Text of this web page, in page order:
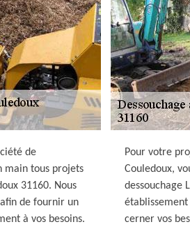
de
main tous projets
31160. Nous
de fournir un
à vos besoins.
Pour votre
Couledoux,
dessouchage
cerner vos